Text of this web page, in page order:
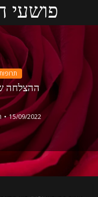
פושעי
ההצלחה
15/09/2022